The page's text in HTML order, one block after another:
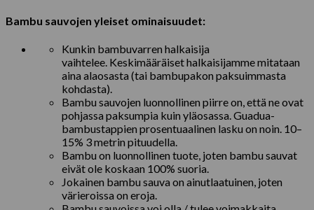
Bambu sauvojen yleiset ominaisuudet:
Kunkin bambuvarren halkaisija
vaihtelee. Keskimääräiset halkaisijamme mitataan
aina alaosasta (tai bambupakon paksuimmasta
kohdasta).
Bambu sauvojen luonnollinen piirre on, että ne ovat
pohjassa paksumpia kuin yläosassa. Guadua-
bambustappien prosentuaalinen lasku on noin. 10–
15% 3 metrin pituudella.
Bambu on luonnollinen tuote, joten bambu sauvat
eivät ole koskaan 100% suoria.
Jokainen bambu sauva on ainutlaatuinen, joten
värieroissa on eroja.